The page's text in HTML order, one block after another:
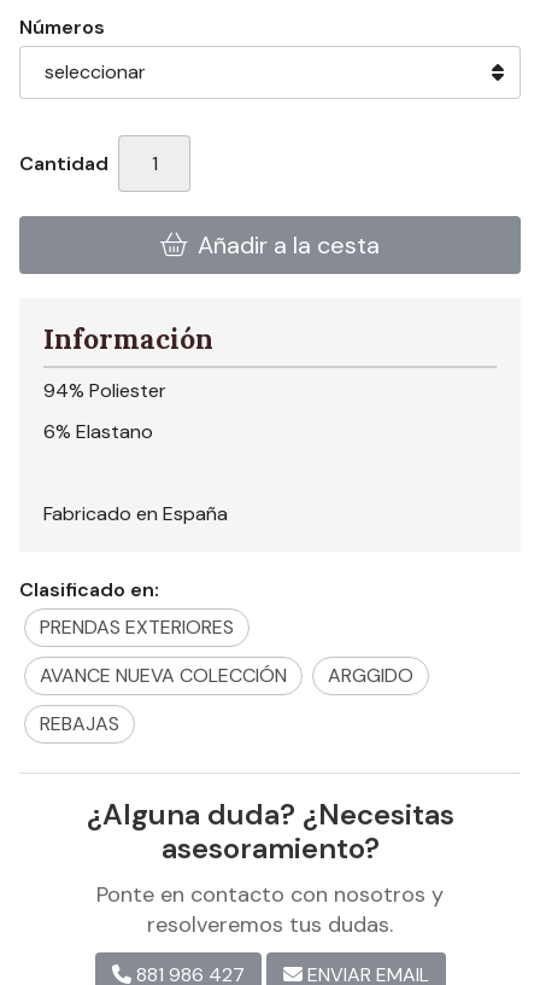
Números
Cantidad
Añadir a la cesta
Información
94% Poliester
6% Elastano
Fabricado en España
Clasificado en:
PRENDAS EXTERIORES
AVANCE NUEVA COLECCIÓN
ARGGIDO
REBAJAS
¿Alguna duda? ¿Necesitas
asesoramiento?
Ponte en contacto con nosotros y
resolveremos tus dudas.
881 986 427 ENVIAR EMAIL